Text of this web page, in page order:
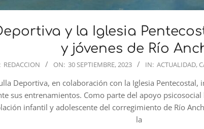
y la Iglesia
y jóvenes de Río
REDACCION ON: 30 SEPTIEMBRE, 2023 IN: ACTUALIDAD,
Deportiva, en colaboración con la Iglesia Pentecostal,
sus entrenamientos. Como parte del apoyo
infantil y adolescente del corregimiento de Río
la